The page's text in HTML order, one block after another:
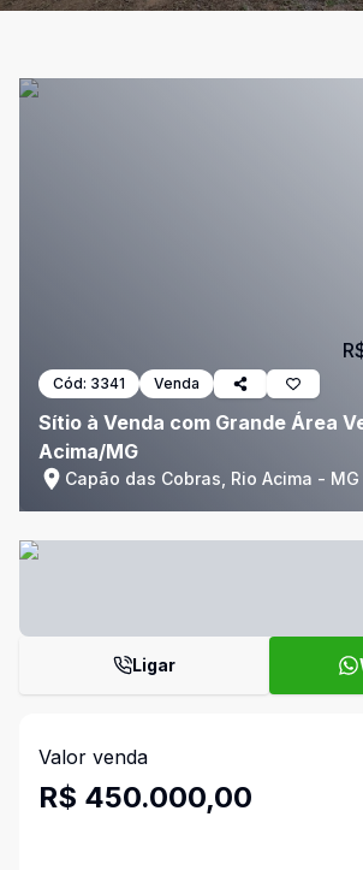
Cód: 3341 Venda
Sítio à Venda com Grande Área
Acima/MG
Capão das Cobras, Rio Acima - MG
Ligar
Valor venda
R$ 450.000,00